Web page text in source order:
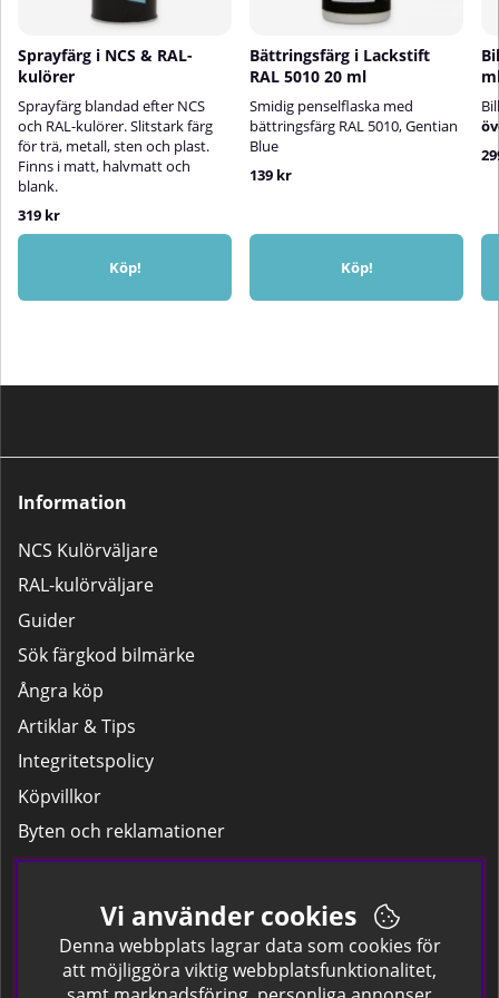
Sprayfärg i NCS & RAL-
kulörer
Sprayfärg blandad efter NCS
och RAL-kulörer. Slitstark färg
för trä, metall, sten och plast.
Finns i matt, halvmatt och
blank.
319 kr
Köp!
Bättringsfärg i Lackstift
RAL 5010 20 ml
Smidig penselflaska med
bättringsfärg RAL 5010, Gentian
Blue
139 kr
Köp!
Information
NCS Kulörväljare
RAL-kulörväljare
Guider
Sök färgkod bilmärke
Ångra köp
Artiklar & Tips
Integritetspolicy
Köpvillkor
Byten och reklamationer
Leverans
Hitta färgkoden på bilen.
Företagskund
Vi använder cookies
Denna webbplats lagrar data som cookies för
att möjliggöra viktig webbplatsfunktionalitet,